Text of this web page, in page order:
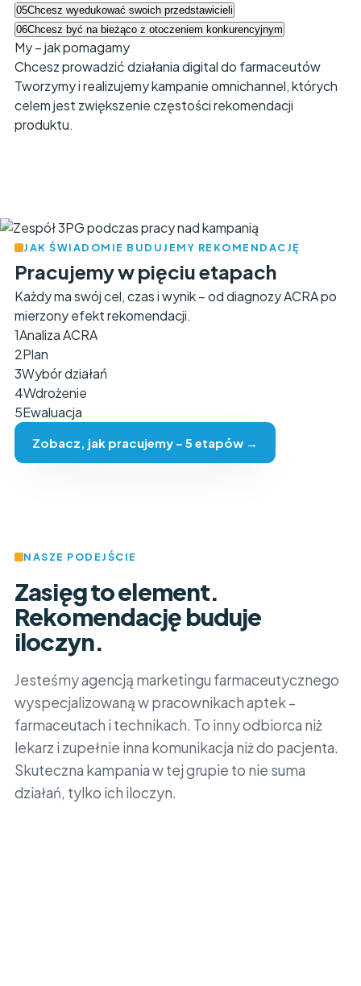
05Chcesz wyedukować swoich przedstawicieli
06Chcesz być na bieżąco z otoczeniem konkurencyjnym
My – jak pomagamy
Chcesz prowadzić działania digital do farmaceutów
Tworzymy i realizujemy kampanie omnichannel, których
celem jest zwiększenie częstości rekomendacji
produktu.
JAK ŚWIADOMIE BUDUJEMY REKOMENDACJĘ
Pracujemy w pięciu etapach
Każdy ma swój cel, czas i wynik – od diagnozy ACRA po
mierzony efekt rekomendacji.
1Analiza ACRA
2Plan
3Wybór działań
4Wdrożenie
5Ewaluacja
Zobacz, jak pracujemy – 5 etapów →
NASZE PODEJŚCIE
Zasięg to element.
Rekomendację buduje
iloczyn.
Jesteśmy agencją marketingu farmaceutycznego
wyspecjalizowaną w pracownikach aptek –
farmaceutach i technikach. To inny odbiorca niż
lekarz i zupełnie inna komunikacja niż do pacjenta.
Skuteczna kampania w tej grupie to nie suma
działań, tylko ich iloczyn.